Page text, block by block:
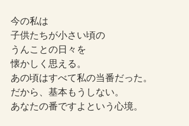
今の私は
子供たちが小さい頃の
うんことの日々を
懐かしく思える。
あの頃はすべて私の当番だった。
だから、基本もうしない。
あなたの番ですよという心境。